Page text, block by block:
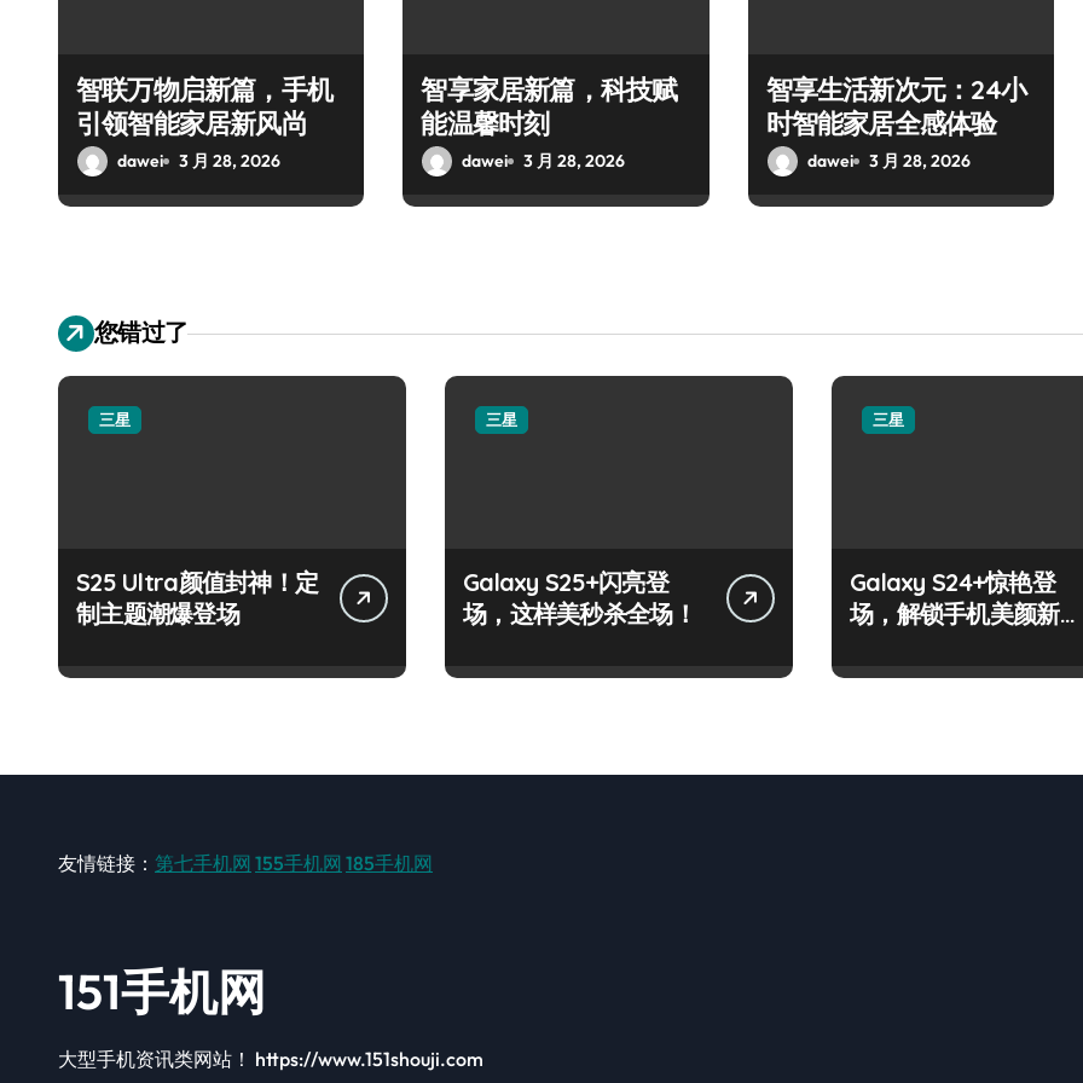
智联万物启新篇，手机
引领智能家居新风尚
dawei 3 月 28, 2026
智享家居新篇，科技赋
能温馨时刻
dawei 3 月 28, 2026
智享生活新次元：24小
时智能家居全感体验
dawei 3 月 28, 2026
您错过了
三星
S25 Ultra颜值封神！定
制主题潮爆登场
三星
Galaxy S25+闪亮登
场，这样美秒杀全场！
三星
Galaxy S24+惊艳登
场，解锁手机美颜新境
友情链接： 第七手机网 155手机网 185手机网
151手机网
大型手机资讯类网站！ https://www.151shouji.com